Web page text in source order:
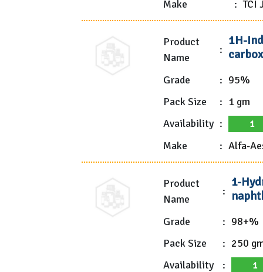
Make : TCI
Product
Name
:
1H-
Grade : 95%
Pack Size
: 1 gm
Availability : 1
Make : Alfa-
Product
Name
:
1-
Grade : 98+%
Pack Size
: 250
Availability
: 1